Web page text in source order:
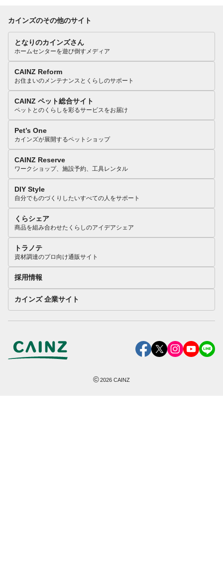
カインズのその他のサイト
となりのカインズさん
ホームセンターを遊び倒すメディア
CAINZ Reform
お住まいのメンテナンスとくらしのサポート
CAINZ ペット総合サイト
ペットとのくらしを彩るサービスをお届け
Pet’s One
カインズが展開するペットショップ
CAINZ Reserve
ワークショップ、施設予約、工具レンタル
DIY Style
自分でものづくりしたいすべての人をサポート
くらシェア
商品を組み合わせたくらしのアイデアシェア
トラノテ
資材調達のプロ向け通販サイト
採用情報
カインズ 企業サイト
©2026 CAINZ